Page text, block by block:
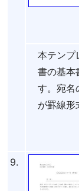
本テンプ
書の基本
す。宛名
が罫線形
9.